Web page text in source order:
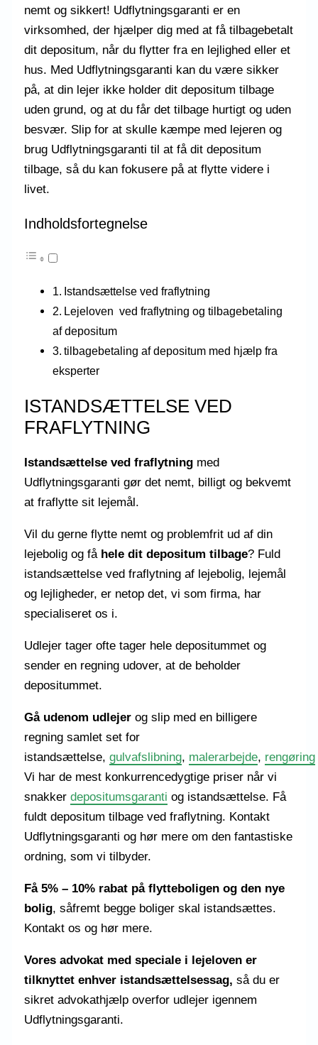
nemt og sikkert! Udflytningsgaranti er en
virksomhed, der hjælper dig med at få tilbagebetalt
dit depositum, når du flytter fra en lejlighed eller et
hus. Med Udflytningsgaranti kan du være sikker
på, at din lejer ikke holder dit depositum tilbage
uden grund, og at du får det tilbage hurtigt og uden
besvær. Slip for at skulle kæmpe med lejeren og
brug Udflytningsgaranti til at få dit depositum
tilbage, så du kan fokusere på at flytte videre i
livet.
Indholdsfortegnelse
Istandsættelse ved fraflytning
Lejeloven ved fraflytning og tilbagebetaling
af depositum
tilbagebetaling af depositum med hjælp fra
eksperter
ISTANDSÆTTELSE VED
FRAFLYTNING
Istandsættelse ved fraflytning med
Udflytningsgaranti gør det nemt, billigt og bekvemt
at fraflytte sit lejemål.
Vil du gerne flytte nemt og problemfrit ud af din
lejebolig og få hele dit depositum tilbage? Fuld
istandsættelse ved fraflytning af lejebolig, lejemål
og lejligheder, er netop det, vi som firma, har
specialiseret os i.
Udlejer tager ofte tager hele depositummet og
sender en regning udover, at de beholder
depositummet.
Gå udenom udlejer og slip med en billigere
regning samlet set for
istandsættelse,gulvafslibning, malerarbejde, rengøring
Vi har de mest konkurrencedygtige priser når vi
snakkerdepositumsgaranti og istandsættelse. Få
fuldt depositum tilbage ved fraflytning. Kontakt
Udflytningsgaranti og hør mere om den fantastiske
ordning, som vi tilbyder.
Få 5% – 10% rabat på flytteboligen og den nye
bolig, såfremt begge boliger skal istandsættes.
Kontakt os og hør mere.
Vores advokat med speciale i lejeloven er
tilknyttet enhver istandsættelsessag, så du er
sikret advokathjælp overfor udlejer igennem
Udflytningsgaranti.